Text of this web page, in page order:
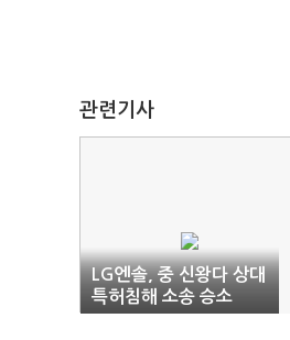
관련기사
LG엔솔, 중 신왕다 상대
특허침해 소송 승소